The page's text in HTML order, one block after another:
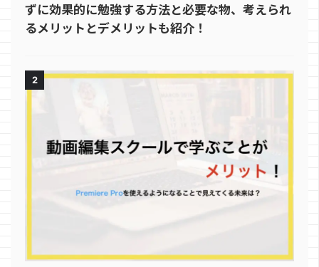
ずに効果的に勉強する方法と必要な物、考えられ
るメリットとデメリットも紹介！
2